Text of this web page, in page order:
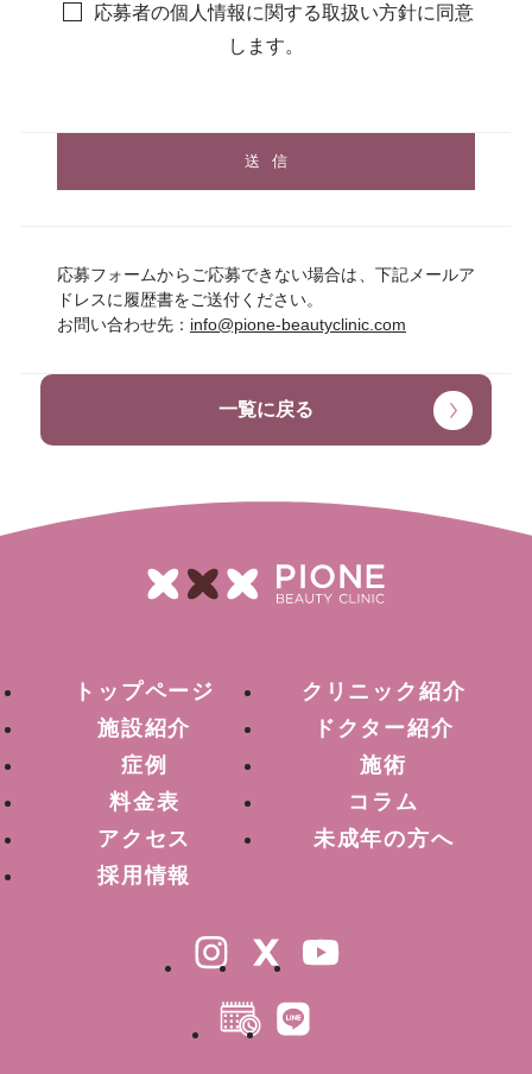
応募者の個人情報に関する取扱い方針に同意
します。
応募フォームからご応募できない場合は、下記メールア
ドレスに履歴書をご送付ください。
お問い合わせ先： info@pione-beautyclinic.com
一覧に戻る
トップページ
クリニック紹介
施設紹介
ドクター紹介
症例
施術
料金表
コラム
アクセス
未成年の方へ
採用情報